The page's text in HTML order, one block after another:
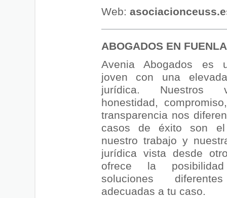
Web:
ABOGADOS EN
Avenia Abogados es
joven con una
jurídica. Nuestros
honestidad,
transparencia nos
casos de éxito son
nuestro trabajo y
jurídica vista desde
ofrece la
soluciones
adecuadas a tu caso.